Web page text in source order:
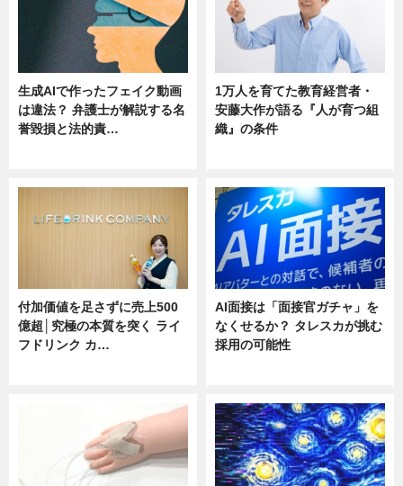
生成AIで作ったフェイク動画
は違法？ 弁護士が解説する名
誉毀損と法的責…
1万人を育てた教育経営者・
安藤大作が語る『人が育つ組
織』の条件
付加価値を足さずに売上500
億超│究極の本質を突く ライ
フドリンク カ…
AI面接は「面接官ガチャ」を
なくせるか？ タレスカが挑む
採用の可能性